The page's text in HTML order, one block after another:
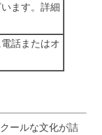
ます。詳細
話またはオ
ールな文化が詰